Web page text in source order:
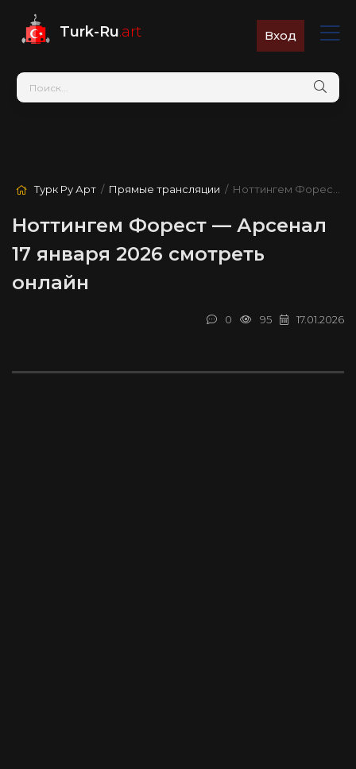
Turk-Ru.art Вход
Турк Ру Арт / Прямые трансляции / Ноттингем Форест — Арсенал
Ноттингем Форест — Арсенал
17 января 2026 смотреть
онлайн
17.01.2026
95
0